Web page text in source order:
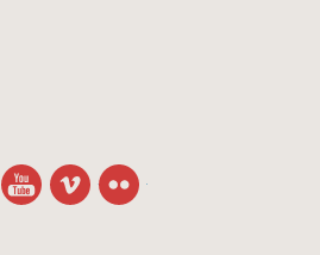
tiktok youtubevimeo